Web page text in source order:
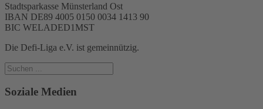
Stadtsparkasse Münsterland Ost
IBAN DE89 4005 0150 0034 1413 90
BIC WELADED1MST
Die Defi-Liga e.V. ist gemeinnützig.
Soziale Medien